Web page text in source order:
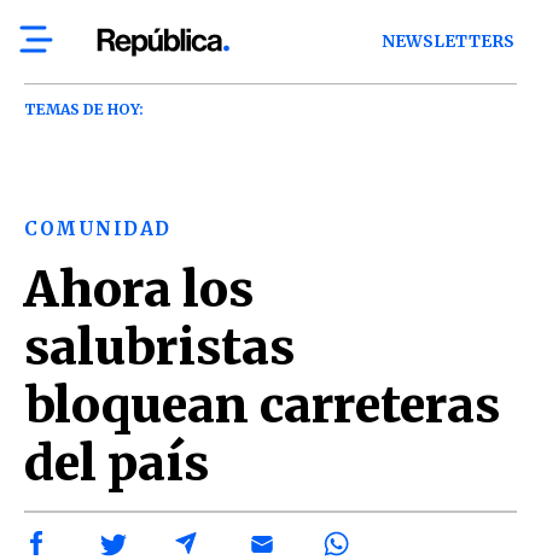
NEWSLETTERS
TEMAS DE HOY:
COMUNIDAD
Ahora los
salubristas
bloquean carreteras
del país